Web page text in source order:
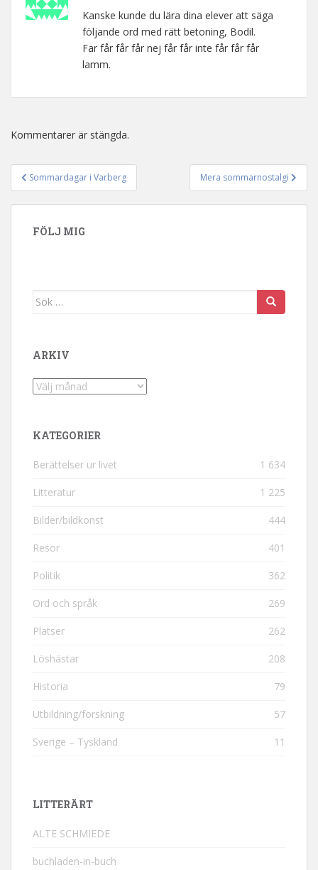
Kanske kunde du lära dina elever att säga
följande ord med rätt betoning, Bodil.
Far får får får nej får får inte får får får
lamm.
Kommentarer är stängda.
Inläggsnavigering
Sommardagar i Varberg Mera sommarnostalgi
FÖLJ MIG
Sök efter:
ARKIV
Arkiv
KATEGORIER
Berättelser ur livet 1 634
Litteratur 1 225
Bilder/bildkonst 444
Resor 401
Politik 362
Ord och språk 269
Platser 262
Löshästar 208
Historia 79
Utbildning/forskning 57
Sverige – Tyskland 11
LITTERÄRT
ALTE SCHMIEDE
buchladen-in-buch